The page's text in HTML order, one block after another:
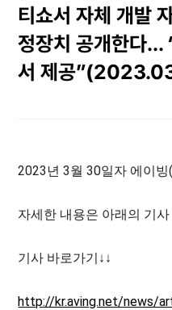
티쇼서 자체 개발
정장치 공개한다...
서 제공
2023년 3월 30일자 에이빙
자세한 내용은 아래의 기
기사 바로가기↓↓
http://kr.aving.net/news/